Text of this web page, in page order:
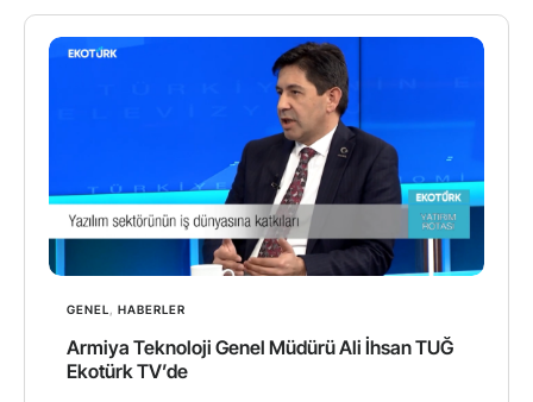
GENEL, HABERLER
Armiya Teknoloji Genel Müdürü Ali İhsan TUĞ
Ekotürk TV’de